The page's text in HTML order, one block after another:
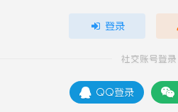
登录
社交账号登录
QQ登录